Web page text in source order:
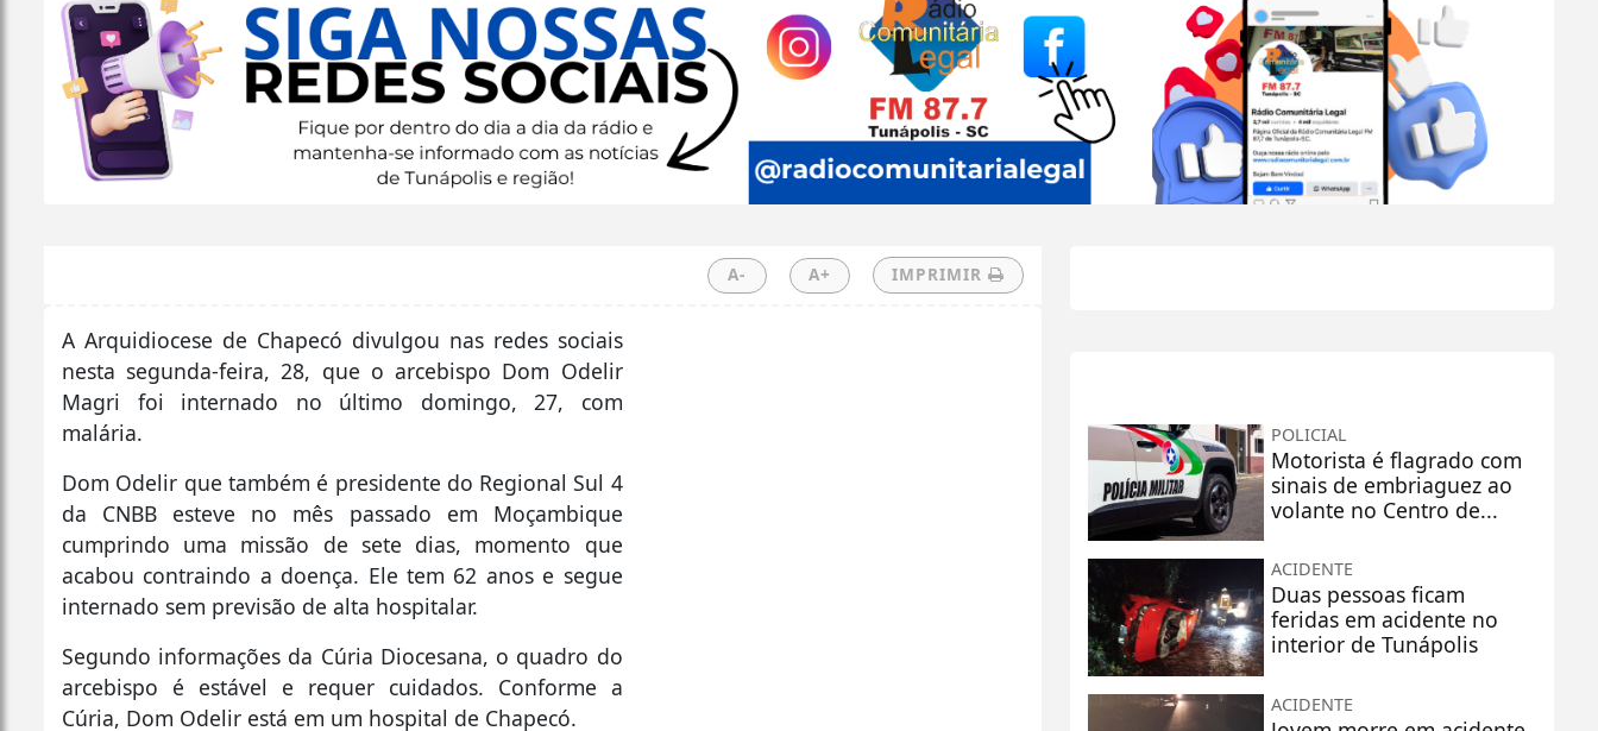
A- A+ IMPRIMIR
A Arquidiocese de Chapecó divulgou nas redes sociais
nesta segunda-feira, 28, que o arcebispo Dom Odelir
Magri foi internado no último domingo, 27, com
malária.
Dom Odelir que também é presidente do Regional Sul 4
da CNBB esteve no mês passado em Moçambique
cumprindo uma missão de sete dias, momento que
acabou contraindo a doença. Ele tem 62 anos e segue
internado sem previsão de alta hospitalar.
Segundo informações da Cúria Diocesana, o quadro do
arcebispo é estável e requer cuidados. Conforme a
Cúria, Dom Odelir está em um hospital de Chapecó.
POLICIAL
Motorista é flagrado com
sinais de embriaguez ao
volante no Centro de...
ACIDENTE
Duas pessoas ficam
feridas em acidente no
interior de Tunápolis
ACIDENTE